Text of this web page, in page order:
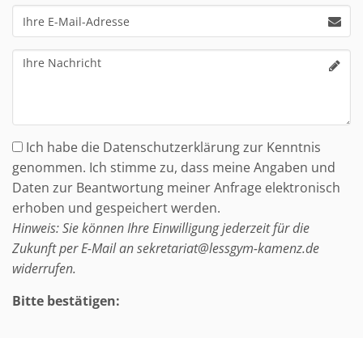
Ihre
E-
Mail-
Ihre
Ich habe die Datenschutzerklärung zur Kenntnis
genommen. Ich stimme zu, dass meine Angaben und
Daten zur Beantwortung meiner Anfrage elektronisch
erhoben und gespeichert werden.
Hinweis: Sie können Ihre Einwilligung jederzeit für die
Zukunft per E-Mail an sekretariat@lessgym-kamenz.de
widerrufen.
Bitte bestätigen: